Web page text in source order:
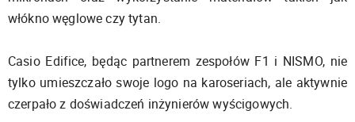
włókno węglowe czy tytan.
Casio Edifice, będąc partnerem zespołów F1 i NISMO, nie
tylko umieszczało swoje logo na karoseriach, ale aktywnie
czerpało z doświadczeń inżynierów wyścigowych.